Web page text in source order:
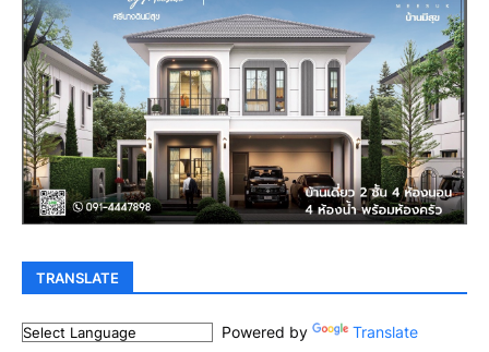
TRANSLATE
Powered by Translate